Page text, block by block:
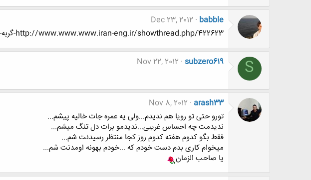
babble
Dec 23, 2012
http://www.www.www.iran-eng.ir/showthread.php/422623-گربه-های-ناناس
S
subzero619
Nov 22, 2012
arash33
Nov 8, 2012
تورو حتی تو رویا هم ندیدم...ولی یه عمره جات خالیه پیشم...
ندیدمت چه احساس غریبی...ندیدمو برات دل تنگ میشم...
فقط بگو کدوم هفته کدوم روز کجا منتظر رسیدنت شم...
میخوام کاری بدم دست خودم که ...خودم بهونه اومدنت شم...
یا صاحب الزمان